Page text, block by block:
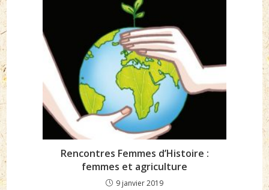
Rencontres Femmes d’Histoire :
femmes et agriculture
9 janvier 2019